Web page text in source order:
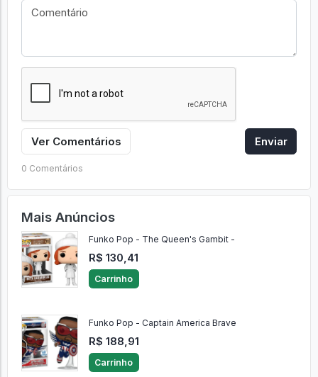
Ver Comentários Enviar
0 Comentários
Mais Anúncios
Funko Pop - The Queen's Gambit -
R$ 130,41
Carrinho
Funko Pop - Captain America Brave
R$ 188,91
Carrinho